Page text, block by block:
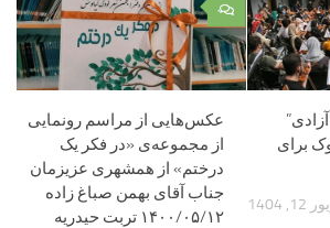
۰
عکس‌هایی از مراسم رونمایی
از مجموعه‌ی «در فکر یک
درختم» از همشهری عزیزمان
جناب آقای بهمن صباغ زاده
۱۴۰۰/۰۵/۱۲ تربت حیدریه
برای